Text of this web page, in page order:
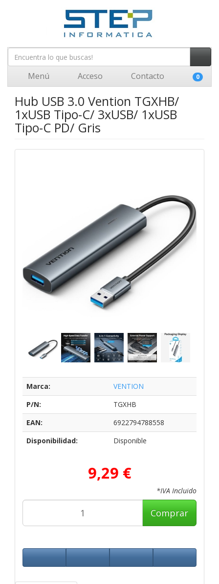
Menú Acceso Contacto 0
Hub USB 3.0 Vention TGXHB/
1xUSB Tipo-C/ 3xUSB/ 1xUSB
Tipo-C PD/ Gris
Marca:
VENTION
P/N:
TGXHB
EAN:
6922794788558
Disponibilidad:
Disponible
9,29 €
*IVA Incluido
Comprar